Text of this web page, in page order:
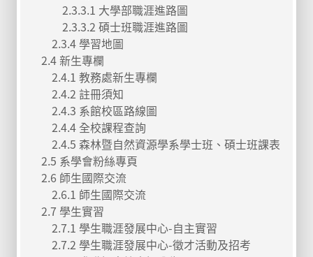
2.3.3.1 大學部職涯進路圖
2.3.3.2 碩士班職涯進路圖
2.3.4 學習地圖
2.4 新生專欄
2.4.1 教務處新生專欄
2.4.2 註冊須知
2.4.3 系館校區路線圖
2.4.4 全校課程查詢
2.4.5 森林暨自然資源學系學士班、碩士班課表
2.5 系學會粉絲專頁
2.6 師生國際交流
2.6.1 師生國際交流
2.7 學生實習
2.7.1 學生職涯發展中心-自主實習
2.7.2 學生職涯發展中心-徵才活動及招考